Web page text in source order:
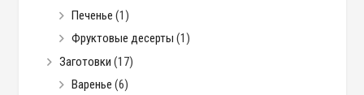
Печенье (1)
Фруктовые десерты (1)
Заготовки (17)
Варенье (6)